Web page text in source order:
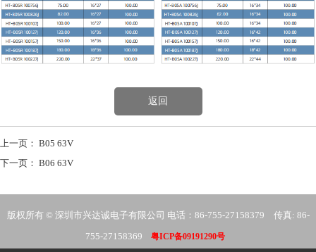
返回
上一页： B05 63V
下一页： B06 63V
版权所有 © 深圳市兴达诚电子有限公司 电话：86-755-27158379 传真: 86-
755-27158369
粤ICP备09191290号